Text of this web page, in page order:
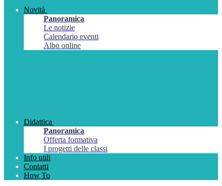
Novità
Panoramica
Le notizie
Calendario eventi
Albo online
Didattica
Panoramica
Offerta formativa
I progetti delle classi
Info utili
Contatti
How To